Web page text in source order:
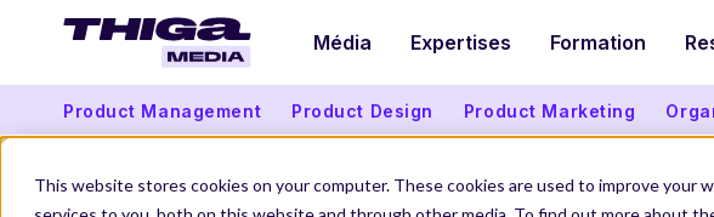
This website stores cookies on your computer. These cookies are used to improve your
Média Expertises Formation
Product Management Product Design Product Marketing